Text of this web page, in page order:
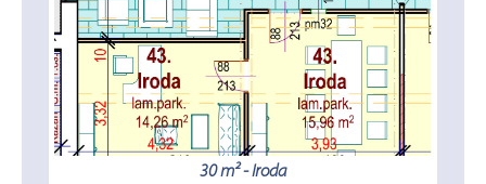
30 m² - Iroda